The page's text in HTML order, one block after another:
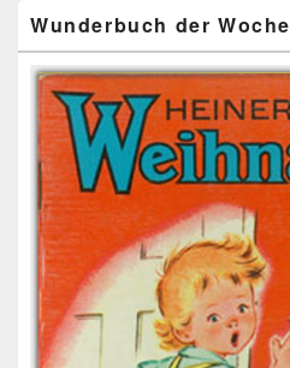
Wunderbuch der Woche